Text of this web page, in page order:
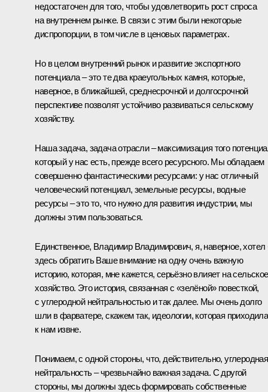
недостаточен для того, чтобы удовлетворить рост спроса
на внутреннем рынке. В связи с этим были некоторые
диспропорции, в том числе в ценовых параметрах.
Но в целом внутренний рынок и развитие экспортного
потенциала – это те два краеугольных камня, которые,
наверное, в ближайшей, среднесрочной и долгосрочной
перспективе позволят устойчиво развиваться сельскому
хозяйству.
Наша задача, задача отрасли – максимизация того
который у нас есть, прежде всего ресурсного. Мы обладаем
совершенно фантастическими ресурсами: у нас отличный
человеческий потенциал, земельные ресурсы, водные
ресурсы – это то, что нужно для развития индустрии, мы
должны этим пользоваться.
Единственное, Владимир Владимирович, я, наверное,
здесь обратить Ваше внимание на одну очень важную
историю, которая, мне кажется, серьёзно влияет на сельское
хозяйство. Это история, связанная с «зелёной» повесткой,
с углеродной нейтральностью и так далее. Мы очень долго
шли в фарватере, скажем так, идеологии, которая приходила
к нам извне.
Понимаем, с одной стороны, что, действительно, углеродная
нейтральность – чрезвычайно важная задача. С другой
стороны, мы должны здесь формировать собственные